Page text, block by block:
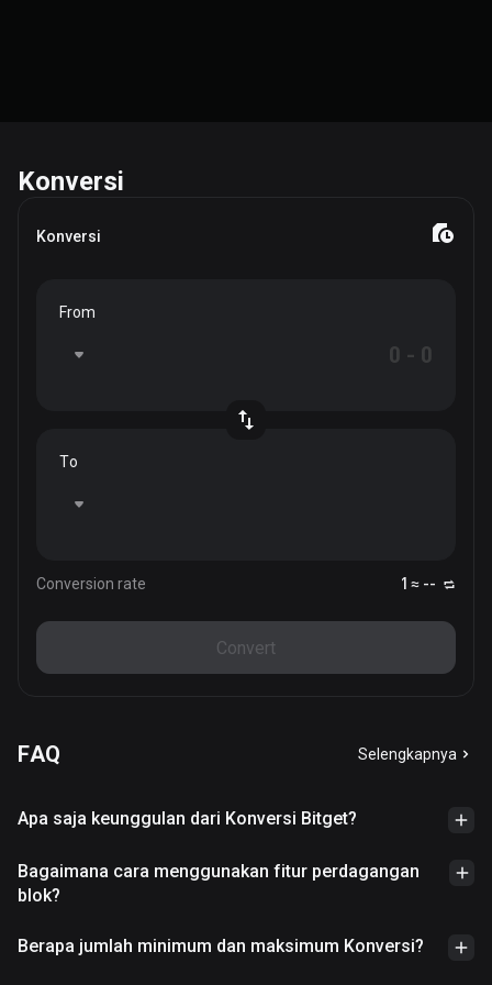
Konversi
Konversi
From
To
Conversion rate 1 ≈ --
Convert
FAQ Selengkapnya
Apa saja keunggulan dari Konversi Bitget?
Bagaimana cara menggunakan fitur perdagangan
blok?
Berapa jumlah minimum dan maksimum Konversi?